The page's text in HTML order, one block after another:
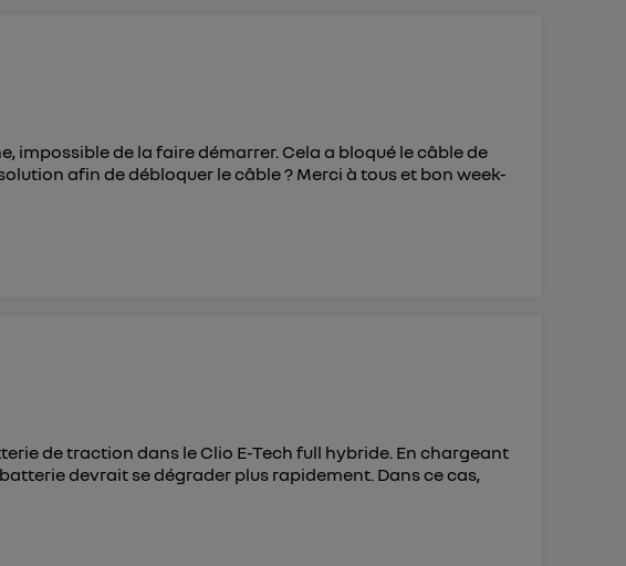
impossible de la faire démarrer. Cela a bloqué le câble de
afin de débloquer le câble ? Merci à tous et bon week-
de traction dans le Clio E-Tech full hybride. En chargeant
devrait se dégrader plus rapidement. Dans ce cas,